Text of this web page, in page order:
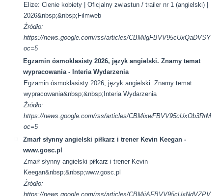
Elize: Cienie kobiety | Oficjalny zwiastun / trailer nr 1 (angielski) |
2026&nbsp;&nbsp;Filmweb
Źródło:
https://news.google.com/rss/articles/
oc=5
Egzamin ósmoklasisty 2026, język angielski. Znamy temat
wypracowania - Interia Wydarzenia
Egzamin ósmoklasisty 2026, język angielski. Znamy temat
wypracowania&nbsp;&nbsp;Interia Wydarzenia
Źródło:
https://news.google.com/rss/articles/
oc=5
Zmarł słynny angielski piłkarz i trener Kevin Keegan -
www.gosc.pl
Zmarł słynny angielski piłkarz i trener Kevin
Keegan&nbsp;&nbsp;www.gosc.pl
Źródło:
https://news.google.com/rss/articles/